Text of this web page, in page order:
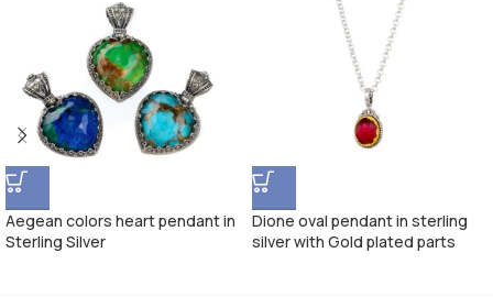
Aegean colors heart pendant in
Sterling Silver
Dione oval pendant in sterling
silver with Gold plated parts